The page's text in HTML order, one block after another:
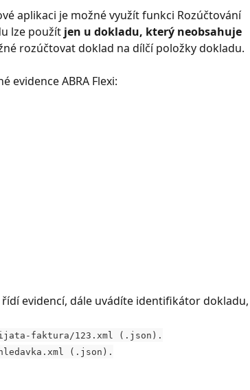
aplikaci je možné využít funkci Rozúčtování
lze použít jen u dokladu, který neobsahuje
rozúčtovat doklad na dílčí položky dokladu.
evidence ABRA Flexi:
evidencí, dále uvádíte identifikátor dokladu,
faktura/123.xml (.json).
(.json).